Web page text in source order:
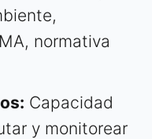
normativa
Capacidad
y monitorear